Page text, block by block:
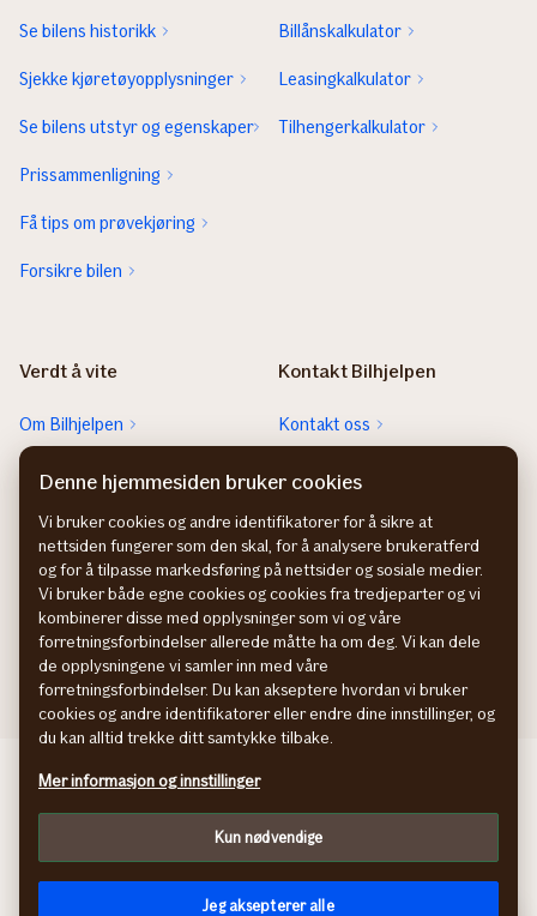
Se bilens historikk
Sjekke kjøretøyopplysninger
Se bilens utstyr og egenskaper
Prissammenligning
Få tips om prøvekjøring
Forsikre bilen
Billånskalkulator
Leasingkalkulator
Tilhengerkalkulator
Verdt å vite
Om Bilhjelpen
Sjekk neste EU-kontroll
Sjekk heftelser
Hvem eier bilen?
Kontakt Bilhjelpen
Kontakt oss
Rett feil fra FINN-annonsen
Behandling av personopplysninger
Cookies
Denne hjemmesiden bruker cookies
Vi bruker cookies og andre identifikatorer for å sikre at
nettsiden fungerer som den skal, for å analysere brukeratferd
og for å tilpasse markedsføring på nettsider og sosiale medier.
Vi bruker både egne cookies og cookies fra tredjeparter og vi
kombinerer disse med opplysninger som vi og våre
forretningsforbindelser allerede måtte ha om deg. Vi kan dele
de opplysningene vi samler inn med våre
forretningsforbindelser. Du kan akseptere hvordan vi bruker
cookies og andre identifikatorer eller endre dine innstillinger, og
du kan alltid trekke ditt samtykke tilbake.
Mer informasjon og innstillinger
Kun nødvendige
Jeg aksepterer alle